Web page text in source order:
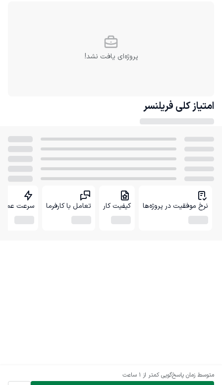
متوسط زمان پاسخ‌گویی کمتر از 1 ساعت
پروژه‌ای یافت نشد!
امتیاز کلی فریلنسر
نرخ موفقیت در پروژه‌ها کیفیت کار تعامل با کارفرما سرعت عمل